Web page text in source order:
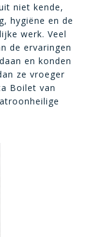
niet kende,
hygiëne en de
werk. Veel
de ervaringen
en konden
ze vroeger
Boilet van